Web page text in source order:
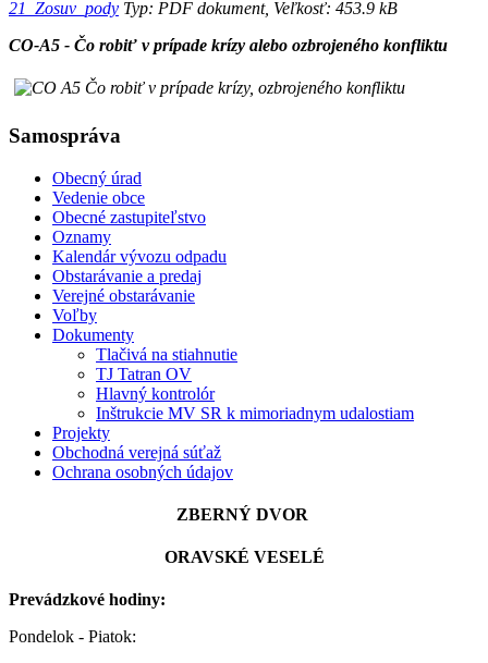
21_Zosuv_pody Typ: PDF dokument, Veľkosť: 453.9 kB
CO-A5 - Čo robiť v prípade krízy alebo ozbrojeného konfliktu
Samospráva
Obecný úrad
Vedenie obce
Obecné zastupiteľstvo
Oznamy
Kalendár vývozu odpadu
Obstarávanie a predaj
Verejné obstarávanie
Voľby
Dokumenty
Tlačivá na stiahnutie
TJ Tatran OV
Hlavný kontrolór
Inštrukcie MV SR k mimoriadnym udalostiam
Projekty
Obchodná verejná súťaž
Ochrana osobných údajov
ZBERNÝ DVOR
ORAVSKÉ VESELÉ
Prevádzkové hodiny:
Pondelok - Piatok: